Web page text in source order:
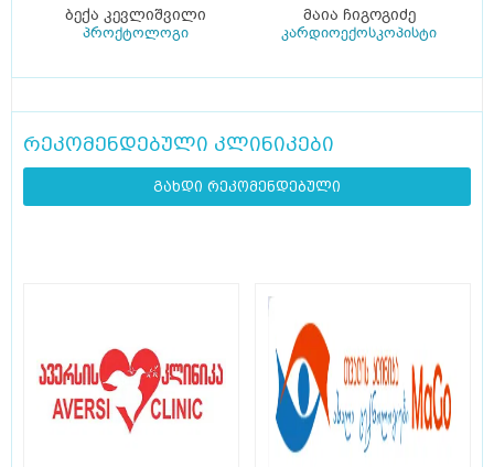
ბექა კევლიშვილი
პროქტოლოგი
მაია ჩიგოგიძე
კარდიოექოსკოპისტი
რეკომენდებული კლინიკები
გახდი რეკომენდებული